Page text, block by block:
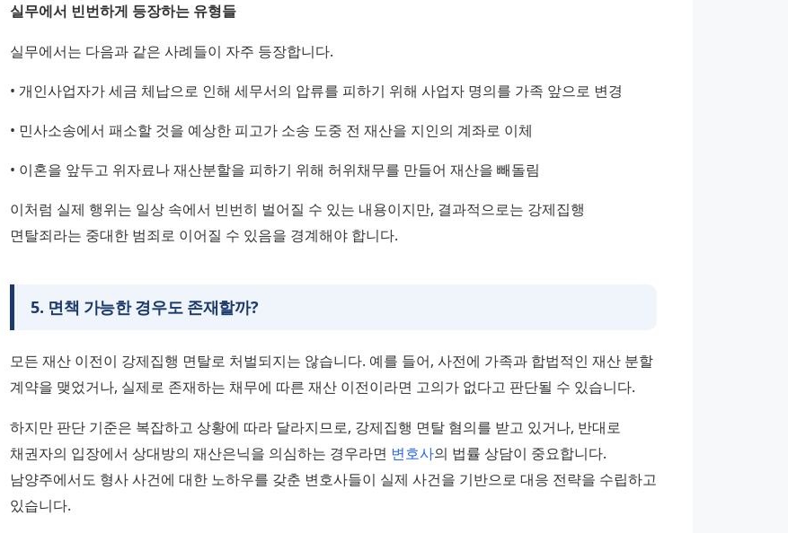
실무에서 빈번하게 등장하는 유형들
실무에서는 다음과 같은 사례들이 자주 등장합니다.
• 개인사업자가 세금 체납으로 인해 세무서의 압류를 피하기 위해 사업자 명의를 가족 앞으로 변경
• 민사소송에서 패소할 것을 예상한 피고가 소송 도중 전 재산을 지인의 계좌로 이체
• 이혼을 앞두고 위자료나 재산분할을 피하기 위해 허위채무를 만들어 재산을 빼돌림
이처럼 실제 행위는 일상 속에서 빈번히 벌어질 수 있는 내용이지만, 결과적으로는 강제집행
면탈죄라는 중대한 범죄로 이어질 수 있음을 경계해야 합니다.
5. 면책 가능한 경우도 존재할까?
모든 재산 이전이 강제집행 면탈로 처벌되지는 않습니다. 예를 들어, 사전에 가족과 합법적인 재산 분할
계약을 맺었거나, 실제로 존재하는 채무에 따른 재산 이전이라면 고의가 없다고 판단될 수 있습니다.
하지만 판단 기준은 복잡하고 상황에 따라 달라지므로, 강제집행 면탈 혐의를 받고 있거나, 반대로
채권자의 입장에서 상대방의 재산은닉을 의심하는 경우라면 변호사의 법률 상담이 중요합니다.
남양주에서도 형사 사건에 대한 노하우를 갖춘 변호사들이 실제 사건을 기반으로 대응 전략을 수립하고
있습니다.